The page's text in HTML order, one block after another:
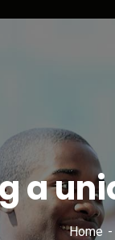
a
Home